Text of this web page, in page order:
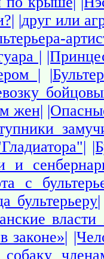
|друг или
|
|
жен|
и
с
бультерьеру|
власти
законе»|